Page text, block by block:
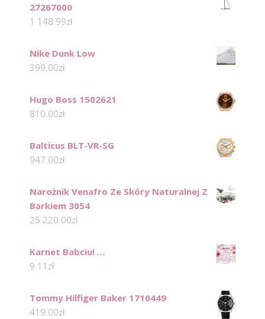
27267000
1 148.99zł
Nike Dunk Low
399.00zł
Hugo Boss 1502621
810.00zł
Balticus BLT-VR-SG
947.00zł
Narożnik Venafro Ze Skóry Naturalnej Z
Barkiem 3054
25 220.00zł
Karnet Babciu! …
9.11 zł
Tommy Hilfiger Baker 1710449
419.00zł